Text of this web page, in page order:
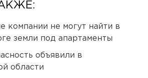
компании не могут найти в
земли под апартаменты
объявили в
области